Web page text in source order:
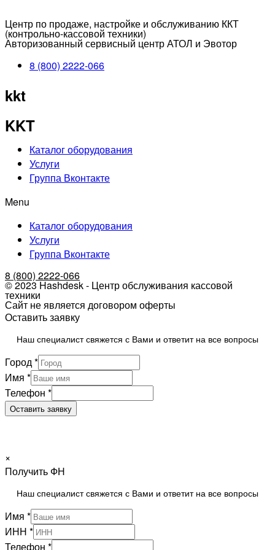
Центр по продаже, настройке и обслуживанию ККТ
(контрольно-кассовой техники)
Авторизованный сервисный центр АТОЛ и Эвотор
8 (800) 2222-066
kkt
KKT
Каталог оборудования
Услуги
Группа Вконтакте
Menu
Каталог оборудования
Услуги
Группа Вконтакте
8 (800) 2222-066
© 2023 Hashdesk - Центр обслуживания кассовой
техники
Сайт не является договором оферты
Оставить заявку
Наш специалист свяжется с Вами и ответит на все вопросы
Город*
Имя *
Телефон *
Оставить заявку
×
Получить ФН
Наш специалист свяжется с Вами и ответит на все вопросы
Имя *
ИНН *
Телефон *